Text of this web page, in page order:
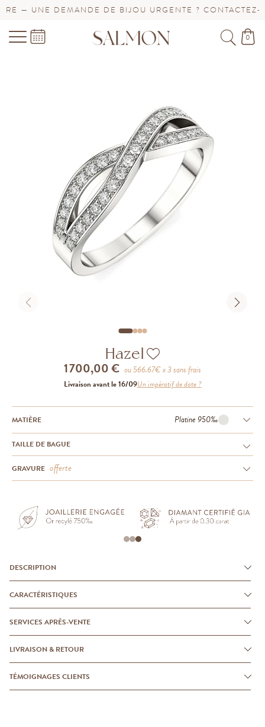
— UNE DEMANDE DE BIJOU URGENTE ? CONTACTEZ-
0
Hazel
1 700,00 € ou566.67€ x 3 sans frais
Livraison avant le 16/09Un impératif de date ?
MATIÈRE Platine 950‰
TAILLE DE BAGUE
GRAVURE offerte
DESCRIPTION
CARACTÉRISTIQUES
SERVICES APRÈS-VENTE
LIVRAISON & RETOUR
TÉMOIGNAGES CLIENTS